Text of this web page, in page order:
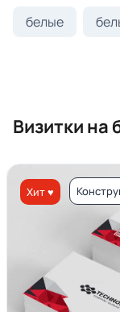
белые
Визитки на
Хит ♥